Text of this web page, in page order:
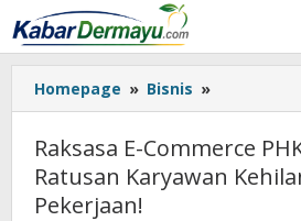
Lewati
ke
konten
Homepage » Bisnis »
E-
PHK
Massal:
Raksasa E-Commerce
Ratusan Karyawan
Pekerjaan!